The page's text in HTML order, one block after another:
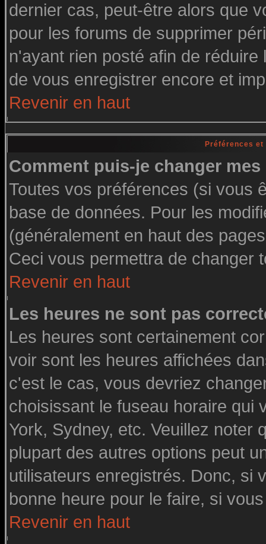
dernier cas, peut-être alors que
pour les forums de supprimer
n'ayant rien posté afin de
de vous enregistrer encore et
Revenir en haut
Préférences
Comment puis-je changer
Toutes vos préférences (si vous
base de données. Pour les
(généralement en haut des
Ceci vous permettra de changer
Revenir en haut
Les heures ne sont pas
Les heures sont certainement
voir sont les heures affichées
c'est le cas, vous devriez
choisissant le fuseau horaire qui
York, Sydney, etc. Veuillez noter
plupart des autres options peut
utilisateurs enregistrés. Donc, si
bonne heure pour le faire, si
Revenir en haut